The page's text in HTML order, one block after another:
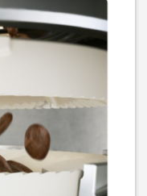
крапельна
FCM-D2100 Black
грн